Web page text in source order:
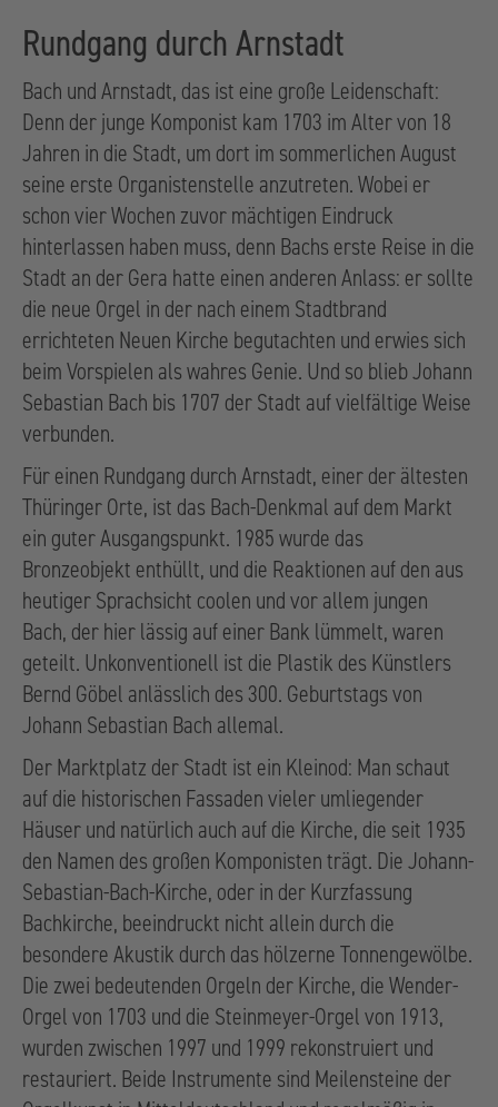
Rundgang durch Arnstadt
Bach und Arnstadt, das ist eine große Leidenschaft:
Denn der junge Komponist kam 1703 im Alter von 18
Jahren in die Stadt, um dort im sommerlichen August
seine erste Organistenstelle anzutreten. Wobei er
schon vier Wochen zuvor mächtigen Eindruck
hinterlassen haben muss, denn Bachs erste Reise in die
Stadt an der Gera hatte einen anderen Anlass: er sollte
die neue Orgel in der nach einem Stadtbrand
errichteten Neuen Kirche begutachten und erwies sich
beim Vorspielen als wahres Genie. Und so blieb Johann
Sebastian Bach bis 1707 der Stadt auf vielfältige Weise
verbunden.
Für einen Rundgang durch Arnstadt, einer der ältesten
Thüringer Orte, ist das Bach-Denkmal auf dem Markt
ein guter Ausgangspunkt. 1985 wurde das
Bronzeobjekt enthüllt, und die Reaktionen auf den aus
heutiger Sprachsicht coolen und vor allem jungen
Bach, der hier lässig auf einer Bank lümmelt, waren
geteilt. Unkonventionell ist die Plastik des Künstlers
Bernd Göbel anlässlich des 300. Geburtstags von
Johann Sebastian Bach allemal.
Der Marktplatz der Stadt ist ein Kleinod: Man schaut
auf die historischen Fassaden vieler umliegender
Häuser und natürlich auch auf die Kirche, die seit 1935
den Namen des großen Komponisten trägt. Die Johann-
Sebastian-Bach-Kirche, oder in der Kurzfassung
Bachkirche, beeindruckt nicht allein durch die
besondere Akustik durch das hölzerne Tonnengewölbe.
Die zwei bedeutenden Orgeln der Kirche, die Wender-
Orgel von 1703 und die Steinmeyer-Orgel von 1913,
wurden zwischen 1997 und 1999 rekonstruiert und
restauriert. Beide Instrumente sind Meilensteine der